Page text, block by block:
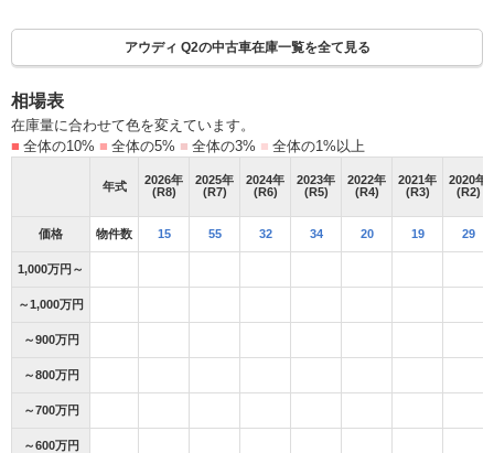
アウディ Q2の中古車在庫一覧を全て見る
相場表
在庫量に合わせて色を変えています。
■ 全体の10% ■ 全体の5% ■ 全体の3% ■ 全体の1%以上
年式 2026年
(R8)
2025年
(R7)
2024年
(R6)
2023年
(R5)
2022年
(R4)
2021年
(R3)
2020年
(R2)
価格 物件数 15 55 32 34 20 19 29
1,000万円～
～1,000万円
～900万円
～800万円
～700万円
～600万円